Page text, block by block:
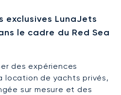
exclusives LunaJets
le cadre du Red Sea
des expériences
location de yachts privés,
sur mesure et des